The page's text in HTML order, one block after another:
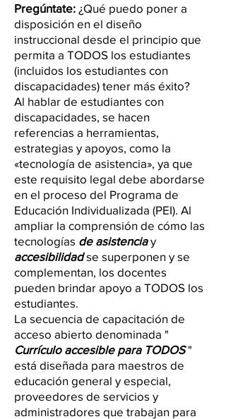
Pregúntate: ¿Qué puedo poner a
disposición en el diseño
instruccional desde el principio que
permita a TODOS los estudiantes
(incluidos los estudiantes con
discapacidades) tener más éxito?
Al hablar de estudiantes con
discapacidades, se hacen
referencias a herramientas,
estrategias y apoyos, como la
«tecnología de asistencia», ya que
este requisito legal debe abordarse
en el proceso del Programa de
Educación Individualizada (PEI). Al
ampliar la comprensión de cómo las
tecnologías de asistenciay
accesibilidadse superponen y se
complementan, los docentes
pueden brindar apoyo a TODOS los
estudiantes.
La secuencia de capacitación de
acceso abierto denominada "
Currículo accesible para TODOS"
está diseñada para maestros de
educación general y especial,
proveedores de servicios y
administradores que trabajan para